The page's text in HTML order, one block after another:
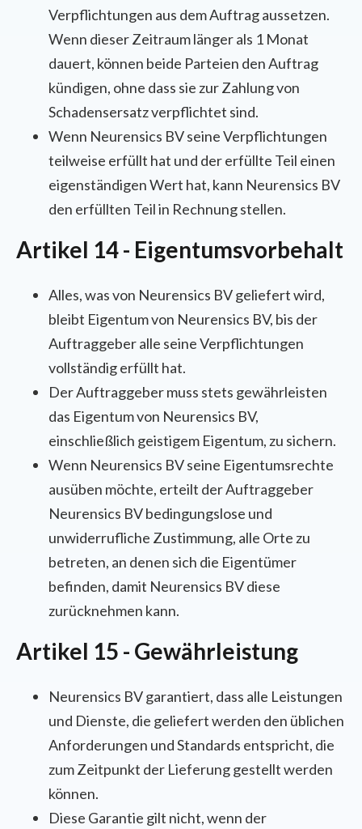
Verpflichtungen aus dem Auftrag aussetzen.
Wenn dieser Zeitraum länger als 1 Monat
dauert, können beide Parteien den Auftrag
kündigen, ohne dass sie zur Zahlung von
Schadensersatz verpflichtet sind.
Wenn Neurensics BV seine Verpflichtungen
teilweise erfüllt hat und der erfüllte Teil einen
eigenständigen Wert hat, kann Neurensics BV
den erfüllten Teil in Rechnung stellen.
Artikel 14 - Eigentumsvorbehalt
Alles, was von Neurensics BV geliefert wird,
bleibt Eigentum von Neurensics BV, bis der
Auftraggeber alle seine Verpflichtungen
vollständig erfüllt hat.
Der Auftraggeber muss stets gewährleisten
das Eigentum von Neurensics BV,
einschließlich geistigem Eigentum, zu sichern.
Wenn Neurensics BV seine Eigentumsrechte
ausüben möchte, erteilt der Auftraggeber
Neurensics BV bedingungslose und
unwiderrufliche Zustimmung, alle Orte zu
betreten, an denen sich die Eigentümer
befinden, damit Neurensics BV diese
zurücknehmen kann.
Artikel 15 - Gewährleistung
Neurensics BV garantiert, dass alle Leistungen
und Dienste, die geliefert werden den üblichen
Anforderungen und Standards entspricht, die
zum Zeitpunkt der Lieferung gestellt werden
können.
Diese Garantie gilt nicht, wenn der